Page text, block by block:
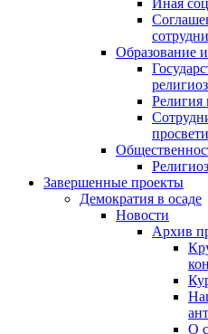
Иная
Образование
Религия
Завершенные проекты
Демократия в осаде
Новости
Архив
О